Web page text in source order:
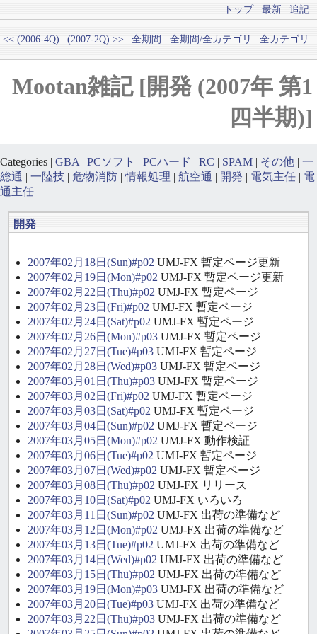
トップ 最新 追記
<< (2006-4Q) (2007-2Q) >> 全期間 全期間/全カテゴリ 全カテゴリ
Mootan雑記 [開発 (2007年 第1
四半期)]
Categories | GBA | PCソフト | PCハード | RC | SPAM | その他 | 一
総通 | 一陸技 | 危物消防 |情報処理 | 航空通 | 開発 | 電気主任 | 電
通主任
開発
2007年02月18日(Sun)#p02 UMJ-FX 暫定ページ更新
2007年02月19日(Mon)#p02 UMJ-FX 暫定ページ更新
2007年02月22日(Thu)#p02 UMJ-FX 暫定ページ
2007年02月23日(Fri)#p02 UMJ-FX 暫定ページ
2007年02月24日(Sat)#p02 UMJ-FX 暫定ページ
2007年02月26日(Mon)#p03 UMJ-FX 暫定ページ
2007年02月27日(Tue)#p03 UMJ-FX 暫定ページ
2007年02月28日(Wed)#p03 UMJ-FX 暫定ページ
2007年03月01日(Thu)#p03 UMJ-FX 暫定ページ
2007年03月02日(Fri)#p02 UMJ-FX 暫定ページ
2007年03月03日(Sat)#p02 UMJ-FX 暫定ページ
2007年03月04日(Sun)#p02 UMJ-FX 暫定ページ
2007年03月05日(Mon)#p02 UMJ-FX 動作検証
2007年03月06日(Tue)#p02 UMJ-FX 暫定ページ
2007年03月07日(Wed)#p02 UMJ-FX 暫定ページ
2007年03月08日(Thu)#p02 UMJ-FX リリース
2007年03月10日(Sat)#p02 UMJ-FX いろいろ
2007年03月11日(Sun)#p02 UMJ-FX 出荷の準備など
2007年03月12日(Mon)#p02 UMJ-FX 出荷の準備など
2007年03月13日(Tue)#p02 UMJ-FX 出荷の準備など
2007年03月14日(Wed)#p02 UMJ-FX 出荷の準備など
2007年03月15日(Thu)#p02 UMJ-FX 出荷の準備など
2007年03月19日(Mon)#p03 UMJ-FX 出荷の準備など
2007年03月20日(Tue)#p03 UMJ-FX 出荷の準備など
2007年03月22日(Thu)#p03 UMJ-FX 出荷の準備など